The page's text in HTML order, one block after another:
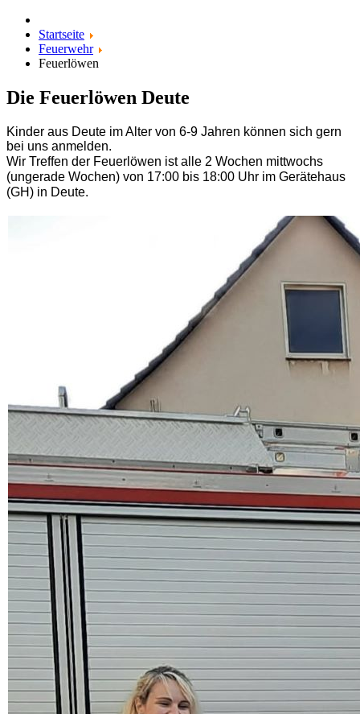
Startseite
Feuerwehr
Feuerlöwen
Die Feuerlöwen Deute
Kinder aus Deute im Alter von 6-9 Jahren können sich gern
bei uns anmelden.
Wir Treffen der Feuerlöwen ist alle 2 Wochen mittwochs
(ungerade Wochen) von 17:00 bis 18:00 Uhr im Gerätehaus
(GH) in Deute.